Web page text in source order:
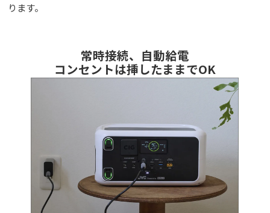
ります。
常時接続、自動給電
コンセントは挿したままでOK